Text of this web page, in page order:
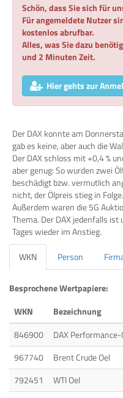
Schön, dass Sie sich für
Für angemeldete Nutzer
kostenlos abrufbar.
Alles, was Sie dazu
und 2 Minuten Zeit.
Hier gehts zur
Der DAX konnte am
gab es keine, aber auch die
Der DAX schloss mit +0,4 %
aber genug: So wurden zwei
beschädigt bzw. vermutlich
nicht, der Ölpreis stieg in
Außerdem waren die 5G
Thema. Der DAX jedenfalls
Tages wieder im Anstieg.
WKN
Person
Besprochene Wertpapiere:
WKN
Bezeichnung
846900
DAX
967740
Brent Crude Oel
792451
WTI Oel